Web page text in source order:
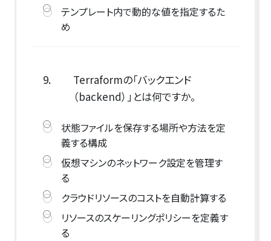
テンプレート内で動的な値を指定するた
め
9.
Terraformの「バックエンド
（backend）」とは何ですか。
状態ファイルを保存する場所や方法を定
義する構成
仮想マシンのネットワーク設定を管理す
る
クラウドリソースのコストを自動計算する
リソースのスケーリングポリシーを定義す
る